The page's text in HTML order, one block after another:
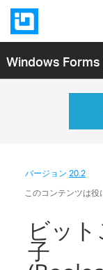
Windows Forms
バージョン20.2
このコンテンツは
ビッ
子